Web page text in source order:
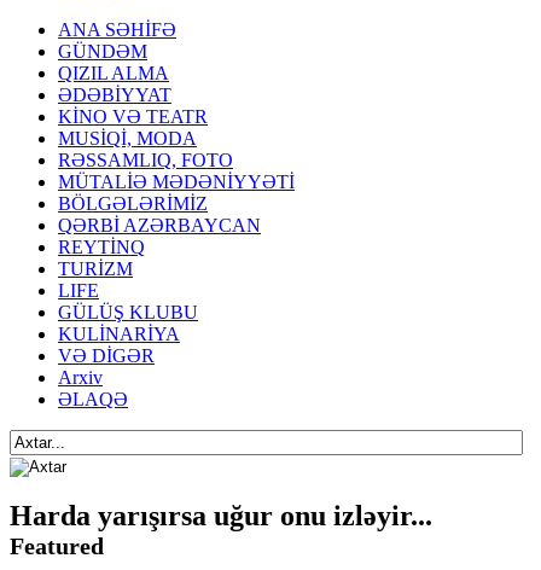
ANA SƏHİFƏ
GÜNDƏM
QIZIL ALMA
ƏDƏBİYYAT
KİNO VƏ TEATR
MUSİQİ, MODA
RƏSSAMLIQ, FOTO
MÜTALİƏ MƏDƏNİYYƏTİ
BÖLGƏLƏRİMİZ
QƏRBİ AZƏRBAYCAN
REYTİNQ
TURİZM
LIFE
GÜLÜŞ KLUBU
KULİNARİYA
VƏ DİGƏR
Arxiv
ƏLAQƏ
Harda yarışırsa uğur onu izləyir...
Featured